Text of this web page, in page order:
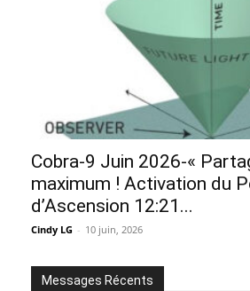
Cobra-9 Juin 2026-«
maximum ! Activation du
d’Ascension 12:21...
Cindy LG - 10 juin, 2026
Messages Récents